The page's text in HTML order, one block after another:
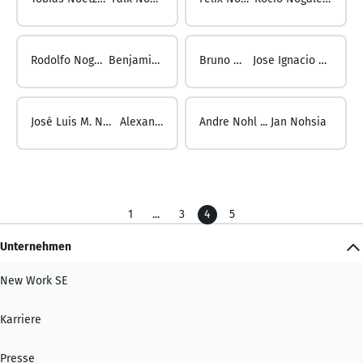
Rodolfo Nogales Richter ... Benjamin Nogueira Bruno Nogueira ... Jose Ignacio noguera Lalana
José Luis M. Noguera Orrego ... Alexander Nohl Andre Nohl ... Jan Nohsia
1 ... 3 4 5
Unternehmen
New Work SE
Karriere
Presse